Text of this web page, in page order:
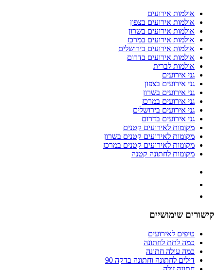
אולמות אירועים
אולמות אירועים בצפון
אולמות אירועים בשרון
אולמות אירועים במרכז
אולמות אירועים בירושלים
אולמות אירועים בדרום
אולמות לברית
גני אירועים
גני אירועים בצפון
גני אירועים בשרון
גני אירועים במרכז
גני אירועים בירושלים
גני אירועים בדרום
מקומות לאירועים קטנים
מקומות לאירועים קטנים בשרון
מקומות לאירועים קטנים במרכז
מקומות לחתונה קטנה
שימושיים
טיפים לאירועים
כמה לתת לחתונה
כמה עולה חתונה
דילים לחתונה וחתונה בדקה 90